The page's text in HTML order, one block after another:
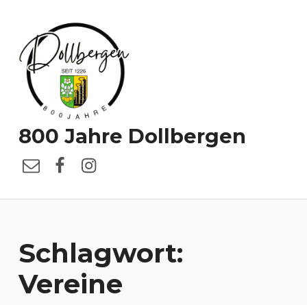
800 Jahre Dollbergen
E-MailFacebook
Instagram
Schlagwort:
Vereine